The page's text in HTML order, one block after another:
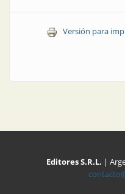
Versión para
Editores S.R.L. |